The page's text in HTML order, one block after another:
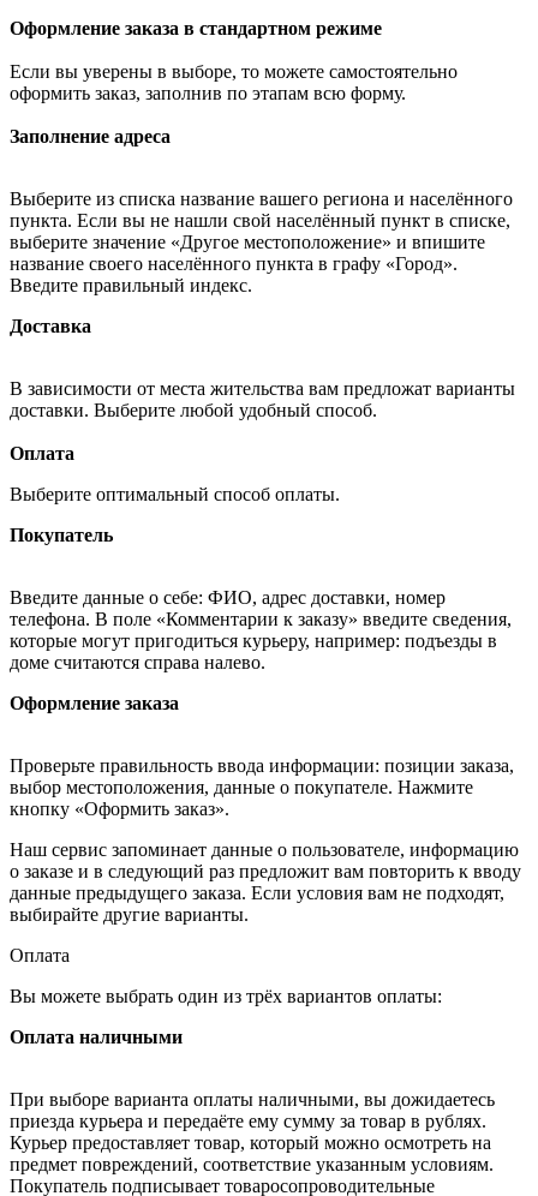
Оформление заказа в стандартном режиме
Если вы уверены в выборе, то можете самостоятельно
оформить заказ, заполнив по этапам всю форму.
Заполнение адреса
Выберите из списка название вашего региона и населённого
пункта. Если вы не нашли свой населённый пункт в списке,
выберите значение «Другое местоположение» и впишите
название своего населённого пункта в графу «Город».
Введите правильный индекс.
Доставка
В зависимости от места жительства вам предложат варианты
доставки. Выберите любой удобный способ.
Оплата
Выберите оптимальный способ оплаты.
Покупатель
Введите данные о себе: ФИО, адрес доставки, номер
телефона. В поле «Комментарии к заказу» введите сведения,
которые могут пригодиться курьеру, например: подъезды в
доме считаются справа налево.
Оформление заказа
Проверьте правильность ввода информации: позиции заказа,
выбор местоположения, данные о покупателе. Нажмите
кнопку «Оформить заказ».
Наш сервис запоминает данные о пользователе, информацию
о заказе и в следующий раз предложит вам повторить к вводу
данные предыдущего заказа. Если условия вам не подходят,
выбирайте другие варианты.
Оплата
Вы можете выбрать один из трёх вариантов оплаты:
Оплата наличными
При выборе варианта оплаты наличными, вы дожидаетесь
приезда курьера и передаёте ему сумму за товар в рублях.
Курьер предоставляет товар, который можно осмотреть на
предмет повреждений, соответствие указанным условиям.
Покупатель подписывает товаросопроводительные